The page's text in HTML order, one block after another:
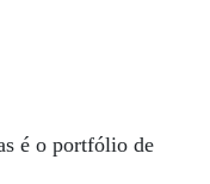
é o portfólio de